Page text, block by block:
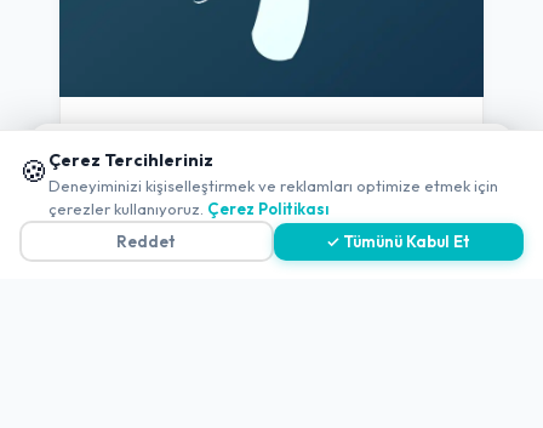
Sehrazat Konagi
Açık 4.6 (783 Değerlendirme)
🍪 Çerez Tercihleriniz
Deneyiminizi kişiselleştirmek ve reklamları optimize etmek için
çerezler kullanıyoruz. Çerez Politikası
Reddet
✓ Tümünü Kabul Et
📱 Mobil uygulamamızı keşfedin!
✖